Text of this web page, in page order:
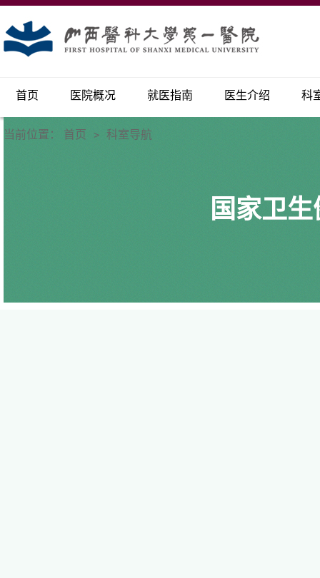
首页 医院概况 就医指南 医生介绍 科
当前位置： 首页 > 科室导航
国家卫